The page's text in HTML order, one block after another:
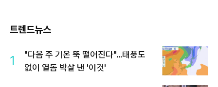
트렌드뉴스
1
"다음 주 기온 뚝 떨어진다"…태풍도
없이 열돔 박살 낸 '이것'